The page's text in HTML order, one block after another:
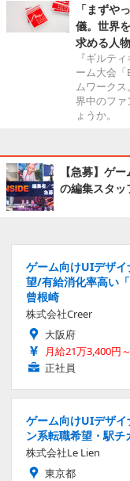
「まずや
儀。世界
求める人
『ギルテ
ーム大会
ムワーク
界中のファ
ょうか。
【急募】ゲ
の編集スタ
ゲーム向けUIデザ
望/有給消化率高い
曾根崎
株式会社Creer
大阪府
月給21万3,400円
正社員
ゲーム向けUIデザ
ン系転職希望・駅
株式会社Le Lien
東京都